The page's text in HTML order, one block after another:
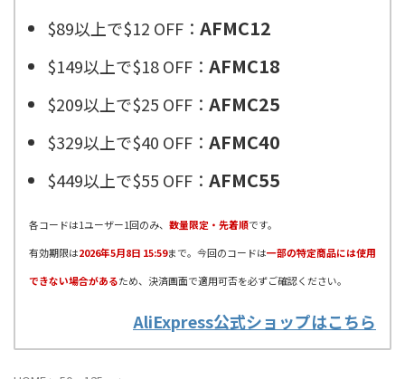
$89以上で$12 OFF： AFMC12
$149以上で$18 OFF： AFMC18
$209以上で$25 OFF： AFMC25
$329以上で$40 OFF： AFMC40
$449以上で$55 OFF： AFMC55
各コードは1ユーザー1回のみ、 数量限定・先着順です。
有効期限は2026年5月8日 15:59まで。今回のコードは一部の特定商品には使用
できない場合があるため、決済画面で適用可否を必ずご確認ください。
AliExpress公式ショップはこちら